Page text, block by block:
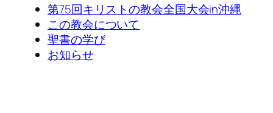
第75回キリストの教会全国大会in沖縄
この教会について
聖書の学び
お知らせ